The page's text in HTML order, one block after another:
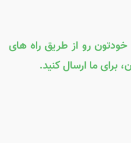
خودتون رو از طریق راه های
برای ما ارسال کنید.